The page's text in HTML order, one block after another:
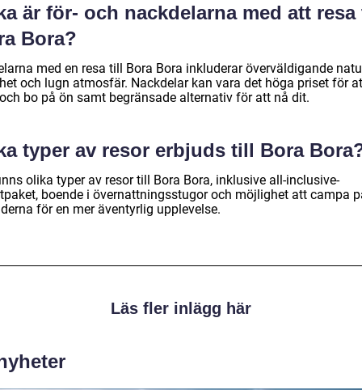
är för- och nackdelarna med att
Bora?
med en resa till Bora Bora inkluderar överväldigande
och lugn atmosfär. Nackdelar kan vara det höga priset för
bo på ön samt begränsade alternativ för att nå dit.
typer av resor erbjuds till Bora
olika typer av resor till Bora Bora, inklusive all-inclusive-
boende i övernattningsstugor och möjlighet att campa
för en mer äventyrlig upplevelse.
Läs fler inlägg här